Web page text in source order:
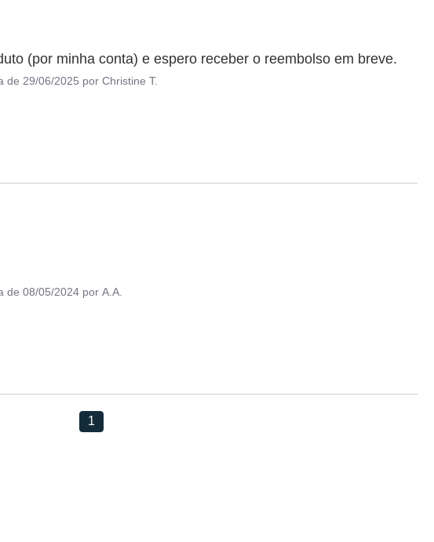
(por minha conta) e espero receber o reembolso em breve.
de 29/06/2025 porChristine T.
de08/05/2024 porA.A.
1